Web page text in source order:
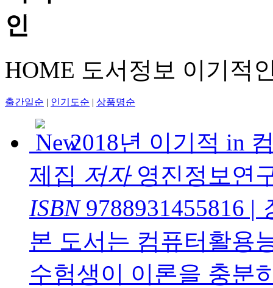
HOME 도서정보 이기적
출간일순 | 인기도순 | 상품명순
2018년 이기적 in
제집 저자영진정보연
ISBN9788931455816 |
본 도서는 컴퓨터활용
수험생이 이론을 충분